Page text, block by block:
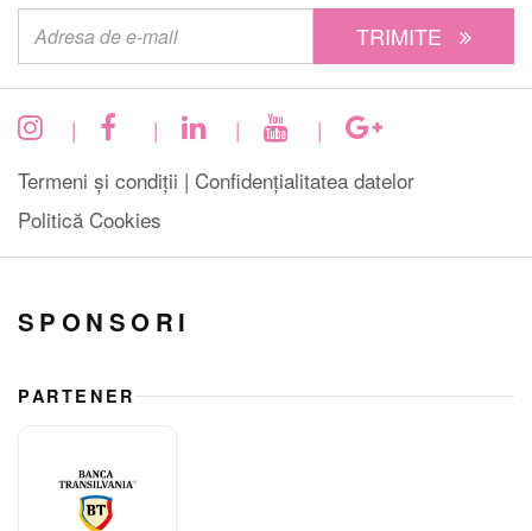
TRIMITE
| | |
|
Termeni și condiții | Confidențialitatea datelor
Politică Cookies
SPONSORI
PARTENER